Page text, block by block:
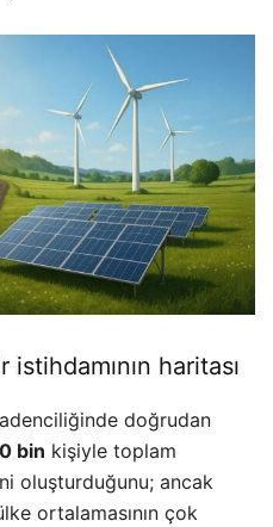
haritası
doğrudan
bin kişiyle toplam
oluşturduğunu; ancak
ortalamasının çok